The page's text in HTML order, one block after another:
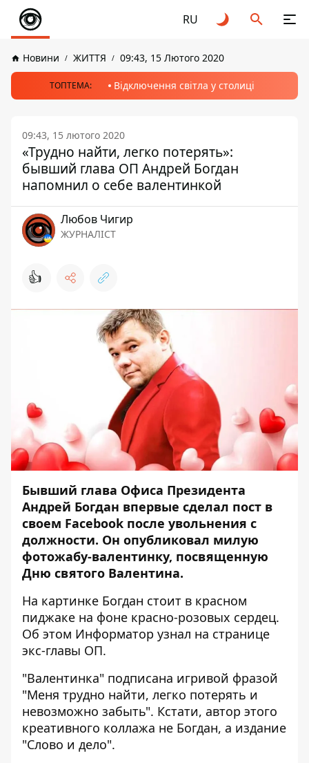
RU
Новини ЖИТТЯ 09:43, 15 Лютого 2020
ТОПТЕМА: Відключення світла у столиці
09:43, 15 лютого 2020
«Трудно найти, легко потерять»:
бывший глава ОП Андрей Богдан
напомнил о себе валентинкой
Любов Чигир
ЖУРНАЛІСТ
👍
Бывший глава Офиса Президента
Андрей Богдан впервые сделал пост в
своем Facebook после увольнения с
должности. Он опубликовал милую
фотожабу-валентинку, посвященную
Дню святого Валентина.
На картинке Богдан стоит в красном
пиджаке на фоне красно-розовых сердец.
Об этом Информатор узнал на странице
экс-главы ОП.
"Валентинка" подписана игривой фразой
"Меня трудно найти, легко потерять и
невозможно забыть". Кстати, автор этого
креативного коллажа не Богдан, а издание
"Слово и дело".